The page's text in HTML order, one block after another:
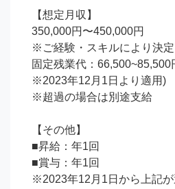
【想定月収】
350,000円〜450,000円
※ご経験・スキルにより決定
固定残業代：66,500~85,500
※2023年12月1日より適用)
※超過の場合は別途支給
【その他】
■昇給：年1回
■賞与：年1回
※2023年12月1日から上記が